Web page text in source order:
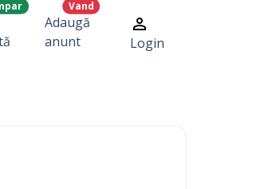
Adaugă
anunt
Vand
Login